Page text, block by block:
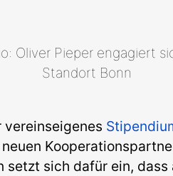
Oliver Pieper engagiert
Standort Bonn
vereinseigenes
setzt sich dafür ein,